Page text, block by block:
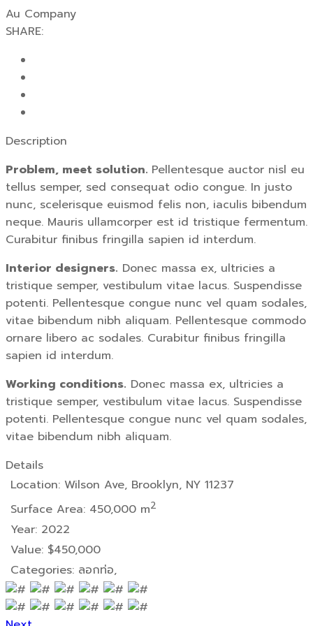
Au Company
SHARE:
Description
Problem, meet solution. Pellentesque auctor nisl eu
tellus semper, sed consequat odio congue. In justo
nunc, scelerisque euismod felis non, iaculis bibendum
neque. Mauris ullamcorper est id tristique fermentum.
Curabitur finibus fringilla sapien id interdum.
Interior designers. Donec massa ex, ultricies a
tristique semper, vestibulum vitae lacus. Suspendisse
potenti. Pellentesque congue nunc vel quam sodales,
vitae bibendum nibh aliquam. Pellentesque commodo
ornare libero ac sodales. Curabitur finibus fringilla
sapien id interdum.
Working conditions. Donec massa ex, ultricies a
tristique semper, vestibulum vitae lacus. Suspendisse
potenti. Pellentesque congue nunc vel quam sodales,
vitae bibendum nibh aliquam.
Details
Location: Wilson Ave, Brooklyn, NY 11237
Surface Area: 450,000 m2
Year: 2022
Value: $450,000
Categories: ลอกท่อ,